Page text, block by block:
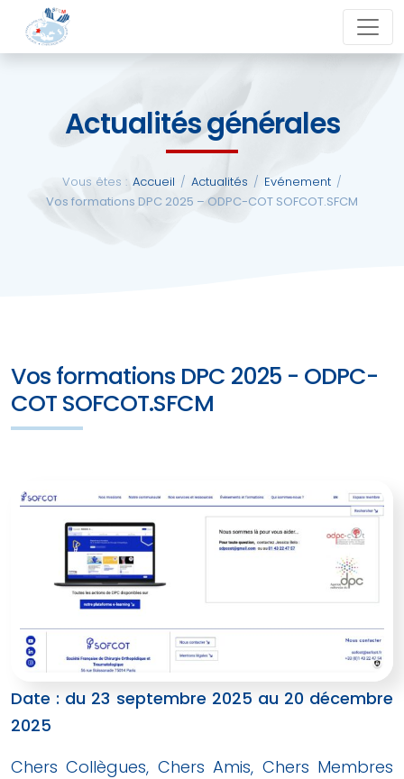
Actualités générales
Vous êtes : Accueil / Actualités / Evénement /
Vos formations DPC 2025 – ODPC-COT SOFCOT.SFCM
Vos formations DPC 2025 - ODPC-
COT SOFCOT.SFCM
Date : du 23 septembre 2025 au 20 décembre
2025
Chers Collègues, Chers Amis, Chers Membres
close